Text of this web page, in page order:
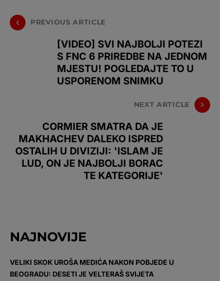
PREVIOUS ARTICLE
[VIDEO] SVI NAJBOLJI POTEZI
S FNC 6 PRIREDBE NA JEDNOM
MJESTU! POGLEDAJTE TO U
USPORENOM SNIMKU
NEXT ARTICLE
CORMIER SMATRA DA JE
MAKHACHEV DALEKO ISPRED
OSTALIH U DIVIZIJI: 'ISLAM JE
LUD, ON JE NAJBOLJI BORAC
TE KATEGORIJE'
NAJNOVIJE
VELIKI SKOK UROŠA MEDIĆA NAKON POBJEDE U
BEOGRADU: DESETI JE VELTERAŠ SVIJETA